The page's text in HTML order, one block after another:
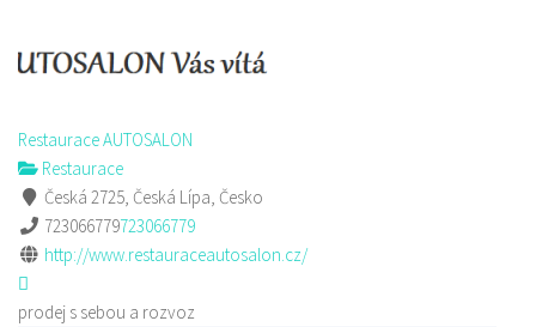
Restaurace AUTOSALON
Restaurace
Česká 2725, Česká Lípa, Česko
723066779723066779
http://www.restauraceautosalon.cz/
prodej s sebou a rozvoz